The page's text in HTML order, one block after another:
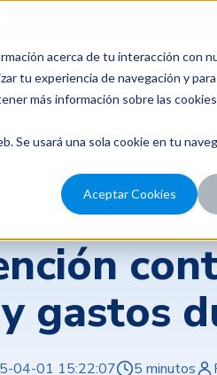
acerca de tu interacción con
tu experiencia de navegación y
más información sobre las
Se usará una sola cookie en tu
Aceptar Cookies
Recursos
Rendición de gastos
gastos
04-01 15:22:07 5 minutos